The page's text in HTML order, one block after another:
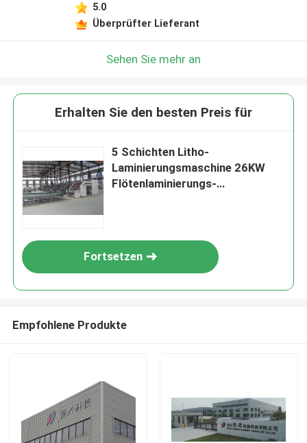
5.0
Überprüfter Lieferant
Sehen Sie mehr an
Erhalten Sie den besten Preis für
5 Schichten Litho-
Laminierungsmaschine 26KW
Flötenlaminierungs-
Fortsetzen
Empfohlene Produkte